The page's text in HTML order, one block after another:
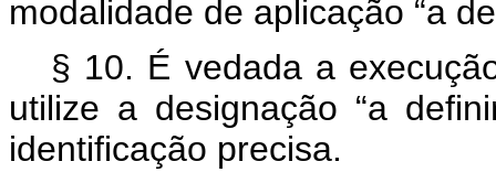
modalidade de aplicação “a
§ 10. É vedada a
utilize a designação “a
identificação precisa.